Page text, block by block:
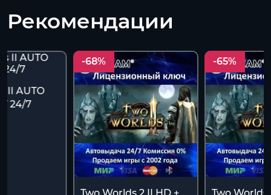
Рекомендации
II AUTO
24/7
-68% -65%